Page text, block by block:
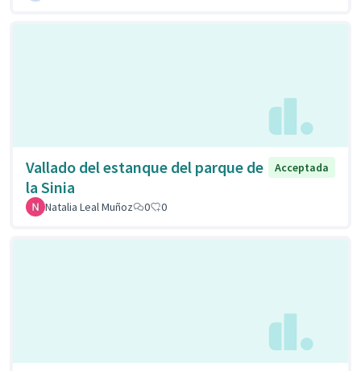
Vallado del estanque del parque de
la Sinia
Acceptada
Natalia Leal Muñoz 0 0